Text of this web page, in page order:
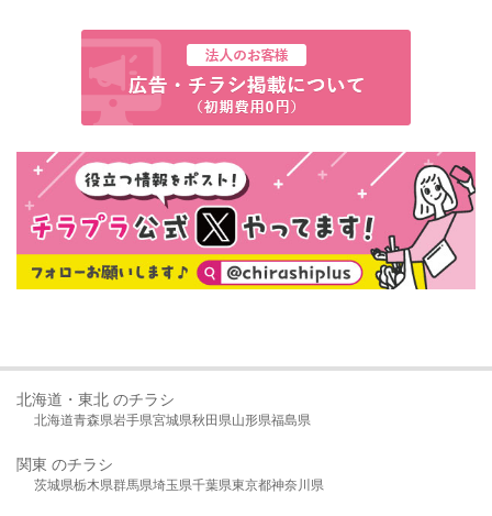
北海道・東北 のチラシ
北海道青森県岩手県宮城県秋田県山形県福島県
関東 のチラシ
茨城県栃木県群馬県埼玉県千葉県東京都神奈川県